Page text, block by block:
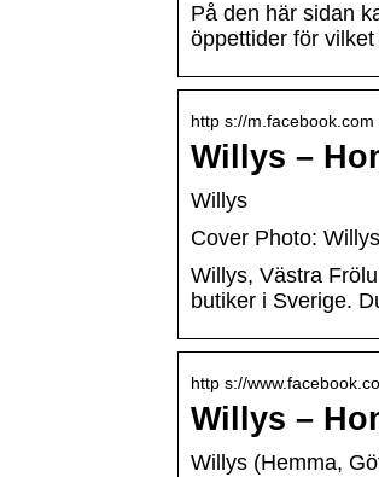
På den här sidan
öppettider för
http s://
Willys –
Willys
Cover Photo:
Willys, Västra
butiker i Sverige.
http s://
Willys –
Willys (Hemma,